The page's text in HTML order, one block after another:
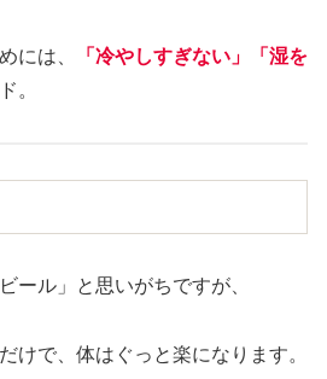
には、
「冷やしすぎない」「湿を
。
ール」と思いがちですが、
けで、体はぐっと楽になります。